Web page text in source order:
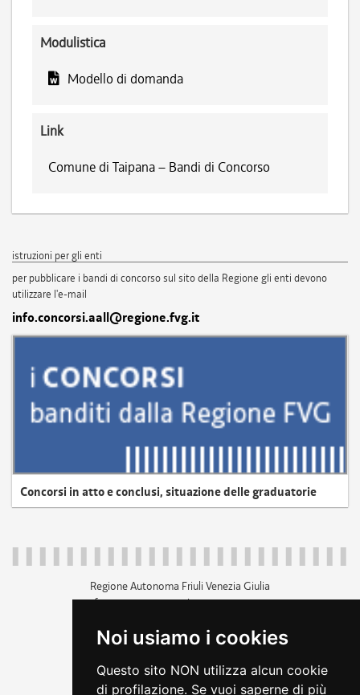
Noi usiamo i cookies
Questo sito NON utilizza alcun cookie
di profilazione. Se vuoi saperne di più
Modulistica
Modello di domanda
Link
Comune di Taipana – Bandi di Concorso
istruzioni per gli enti
per pubblicare i bandi di concorso sul sito della Regione gli enti devono
utilizzare l'e-mail
info.concorsi.aall@regione.fvg.it
Concorsi in atto e conclusi, situazione delle graduatorie
Regione Autonoma Friuli Venezia Giulia
c.f. 80014930327; p.iva 00526040324
+39 040 3771111
amministrazione trasparente